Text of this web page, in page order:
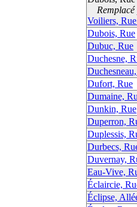
Remplacé
Voiliers,
Dubois, Rue
Dubuc, Rue
Duchesne,
Dufort, Rue
Dumaine,
Dunkin, Rue
Duperron,
Duplessis,
Durbecs,
Duvernay,
Eau-Vive,
Éclaircie,
Éclipse,